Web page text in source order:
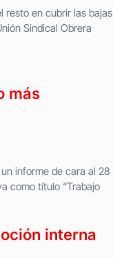
resto en cubrir las bajas
Sindical Obrera
más
informe de cara al 28
como título “Trabajo
interna